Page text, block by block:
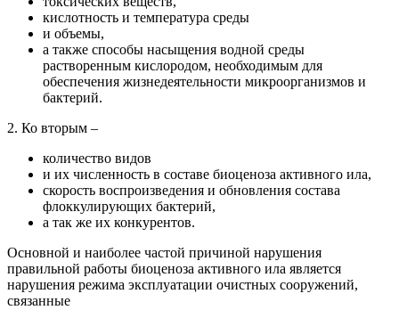
кислотность и температура среды
и объемы,
а также способы насыщения водной среды
растворенным кислородом, необходимым для
обеспечения жизнедеятельности микроорганизмов и
бактерий.
2. Ко вторым –
количество видов
и их численность в составе биоценоза активного ила,
скорость воспроизведения и обновления состава
флоккулирующих бактерий,
а так же их конкурентов.
Основной и наиболее частой причиной нарушения
правильной работы биоценоза активного ила является
нарушения режима эксплуатации очистных сооружений,
связанные